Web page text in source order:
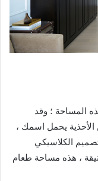
المساحة ؛ وقد
الأحذية يحمل اسمك ،
الكلاسيكي
، هذه مساحة طعام